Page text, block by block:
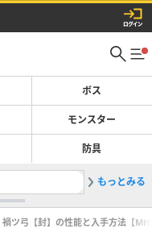
ボス
モンスター
防具
2アエン
もっとみる
禍ツ弓【封】の性能と入手方法【